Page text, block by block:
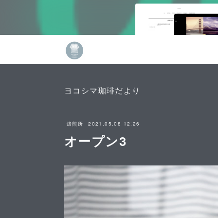
ヨコシマ珈琲だより
焙煎所 2021.05.08 12:26
オープン3